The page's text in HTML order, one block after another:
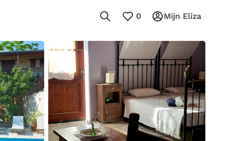
0 Mijn Eliza